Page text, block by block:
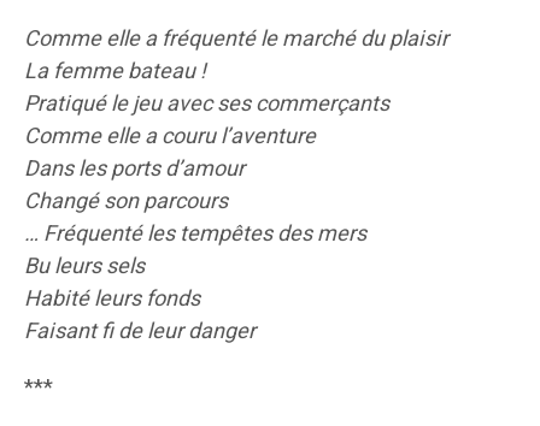
Comme elle a fréquenté le marché du plaisir
La femme bateau !
Pratiqué le jeu avec ses commerçants
Comme elle a couru l’aventure
Dans les ports d’amour
Changé son parcours
… Fréquenté les tempêtes des mers
Bu leurs sels
Habité leurs fonds
Faisant fi de leur danger
***